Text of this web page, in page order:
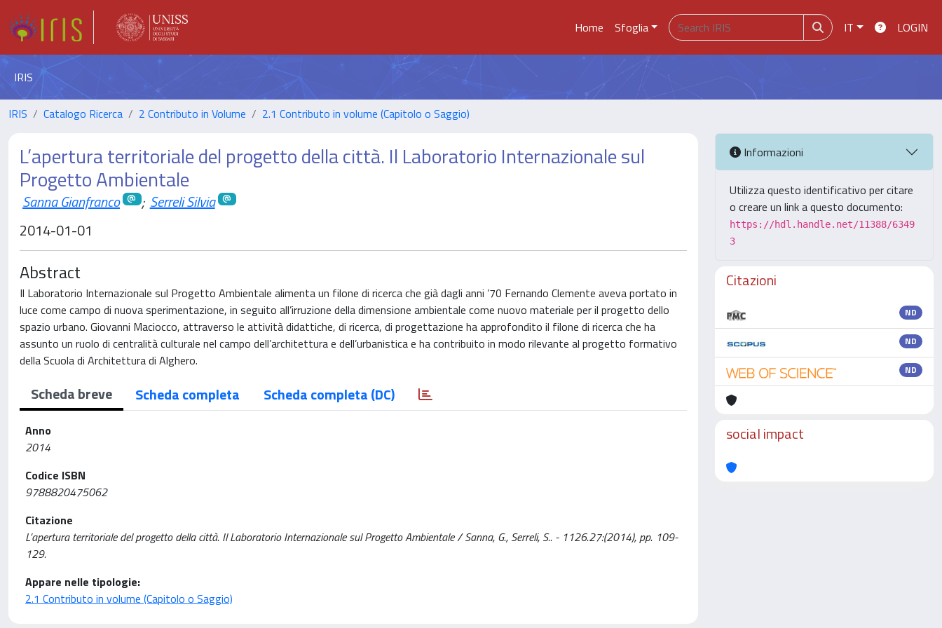
Home Sfoglia IT LOGIN
IRIS
IRIS Catalogo Ricerca 2 Contributo in Volume 2.1 Contributo in volume (Capitolo o Saggio)
L’apertura territoriale del progetto della città. Il Laboratorio Internazionale sul
Progetto Ambientale
Sanna Gianfranco ; Serreli Silvia
2014-01-01
Abstract
Il Laboratorio Internazionale sul Progetto Ambientale alimenta un filone di ricerca che già dagli anni ’70 Fernando Clemente aveva portato in
luce come campo di nuova sperimentazione, in seguito all’irruzione della dimensione ambientale come nuovo materiale per il progetto dello
spazio urbano. Giovanni Maciocco, attraverso le attività didattiche, di ricerca, di progettazione ha approfondito il filone di ricerca che ha
assunto un ruolo di centralità culturale nel campo dell’architettura e dell’urbanistica e ha contribuito in modo rilevante al progetto formativo
della Scuola di Architettura di Alghero.
Scheda breve Scheda completa Scheda completa (DC)
Anno
2014
Codice ISBN
9788820475062
Citazione
L’apertura territoriale del progetto della città. Il Laboratorio Internazionale sul Progetto Ambientale / Sanna, G., Serreli, S.. - 1126.27:(2014), pp. 109-
129.
Appare nelle tipologie:
2.1 Contributo in volume (Capitolo o Saggio)
Informazioni
Utilizza questo identificativo per citare
o creare un link a questo documento:
https://hdl.handle.net/11388/6349
3
Citazioni
ND
ND
ND
social impact